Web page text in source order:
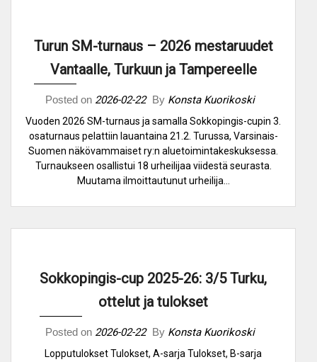
Turun SM-turnaus – 2026 mestaruudet
Vantaalle, Turkuun ja Tampereelle
Posted on 2026-02-22 By Konsta Kuorikoski
Vuoden 2026 SM-turnaus ja samalla Sokkopingis-cupin 3.
osaturnaus pelattiin lauantaina 21.2. Turussa, Varsinais-
Suomen näkövammaiset ry:n aluetoimintakeskuksessa.
Turnaukseen osallistui 18 urheilijaa viidestä seurasta.
Muutama ilmoittautunut urheilija…
Sokkopingis-cup 2025-26: 3/5 Turku,
ottelut ja tulokset
Posted on 2026-02-22 By Konsta Kuorikoski
Lopputulokset Tulokset, A-sarja Tulokset, B-sarja